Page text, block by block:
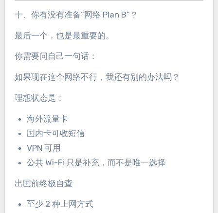
十、你有没有准备“网络 Plan B”？
最后一个，也是最重要的。
你需要问自己一句话：
如果现在这个网络不行，我还有别的办法吗？
理想状态是：
海外流量卡
国内卡可收短信
VPN 可用
公共 Wi-Fi 只是补充，而不是唯一选择
出国前终极自查
至少 2 种上网方式